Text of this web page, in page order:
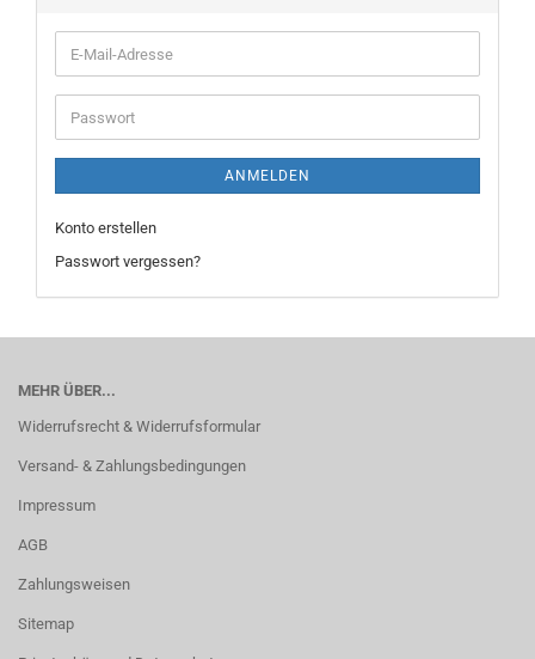
E-
Mail-
Adresse
Passwort
ANMELDEN
Konto erstellen
Passwort vergessen?
MEHR ÜBER...
Widerrufsrecht & Widerrufsformular
Versand- & Zahlungsbedingungen
Impressum
AGB
Zahlungsweisen
Sitemap